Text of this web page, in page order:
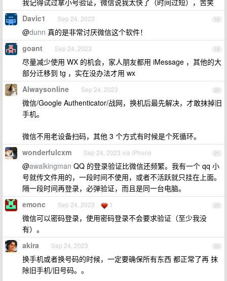
18
Davic1 Sep 24, 2023
@dunn 真的是非常讨厌微信这个软件！
19
goant Sep 24, 2023
尽量减少使用 WX 的机会，家人朋友都用 iMessage ，其他的大
部分迁移到 tg ，实在没办法才用 wx
20
Alwaysonline Sep 24, 2023
微信/Google Authenticator/战网，换机后最先解决，才敢抹掉旧
手机。
微信不用老设备扫码，其他 3 个方式有时候是个死循环。
21
wonderfulcxm Sep 24, 2023 via iPhone
@awalkingman QQ 的登录验证比微信还频繁。我有一个 qq 小
号就传文件用的，一段时间不使用，或者不活跃就只挂在上面。
隔一段时间再登录，必弹验证，而且是同一台电脑。
22
emonc Sep 24, 2023 1
微信可以密码登录，使用密码登录不会要求验证（至少我没
有）。
23
akira Sep 24, 2023
换手机或者换号码的时候，一定要确保所有东西 都正常了再 抹
除旧手机/旧号码。。